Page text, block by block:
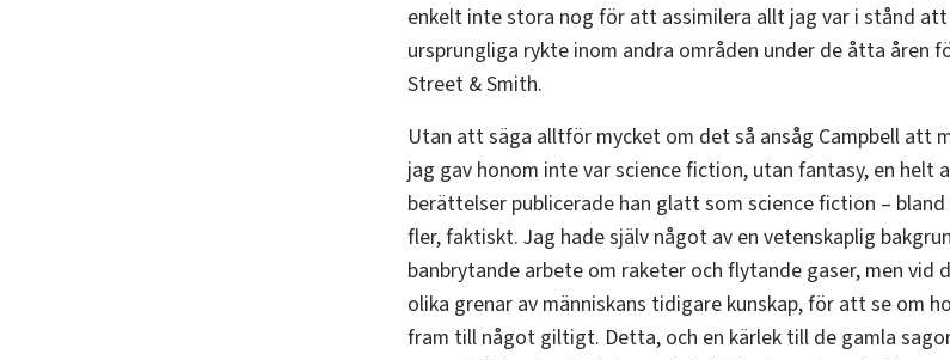
enkelt inte stora nog för att assimilera allt jag var i stånd
ursprungliga rykte inom andra områden under de åtta åren
Street & Smith.
Utan att säga alltför mycket om det så ansåg Campbell att
jag gav honom inte var science fiction, utan fantasy, en helt
berättelser publicerade han glatt som science fiction – bland
fler, faktiskt. Jag hade själv något av en vetenskaplig
banbrytande arbete om raketer och flytande gaser, men vid
olika grenar av människans tidigare kunskap, för att se om
fram till något giltigt. Detta, och en kärlek till de gamla